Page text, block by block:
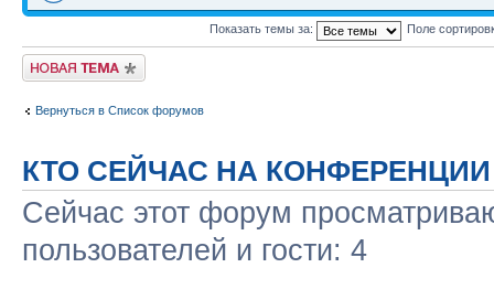
Показать темы за: Поле
Новая тема
Вернуться в Список форумов
КТО СЕЙЧАС НА КОНФЕРЕНЦИИ
Сейчас этот форум
пользователей и гости: 4